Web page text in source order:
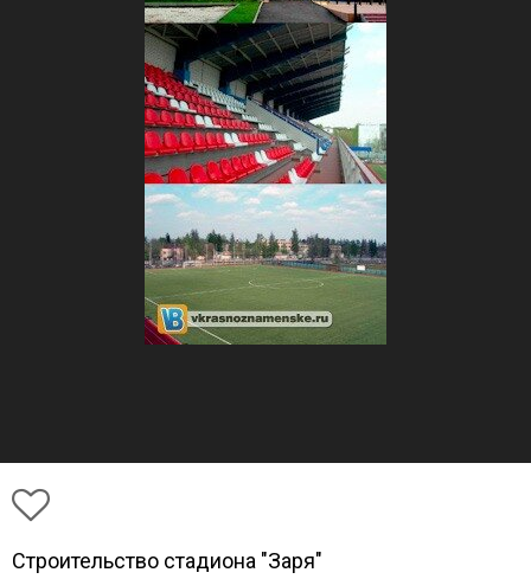
Строительство стадиона "Заря"